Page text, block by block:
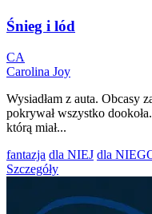
Śnieg i lód
CA
Carolina Joy
Wysiadłam z auta. Obcasy
pokrywał wszystko
którą miał...
fantazja dla NIEJ dla
Szczegóły